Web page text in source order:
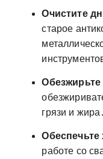
Очистите
старое
Обезжирьте
грязи и жира․
работе со